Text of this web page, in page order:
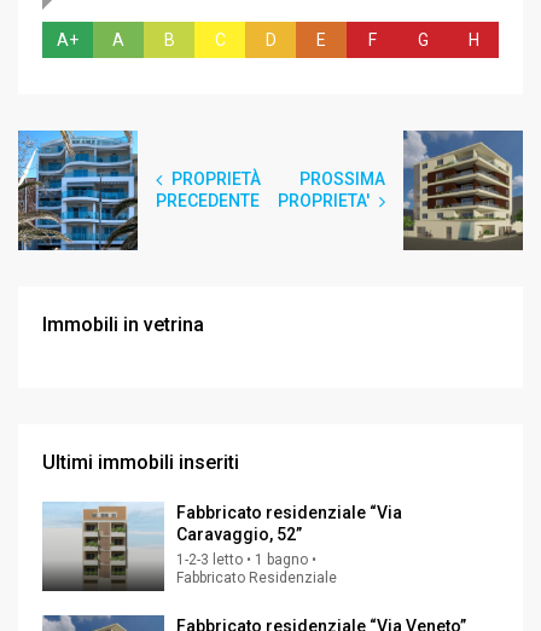
A+ A B C D E F G H
PROPRIETÀ
PRECEDENTE
PROSSIMA
PROPRIETA'
Immobili in vetrina
Ultimi immobili inseriti
Fabbricato residenziale “Via
Caravaggio, 52”
1-2-3 letto • 1 bagno •
Fabbricato Residenziale
Fabbricato residenziale “Via Veneto”